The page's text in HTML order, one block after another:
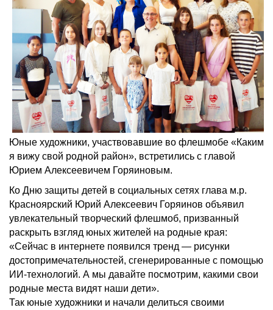
Юные художники, участвовавшие во флешмобе «Каким
я вижу свой родной район», встретились с главой
Юрием Алексеевичем Горяиновым.
Ко Дню защиты детей в социальных сетях глава м.р.
Красноярский Юрий Алексеевич Горяинов объявил
увлекательный творческий флешмоб, призванный
раскрыть взгляд юных жителей на родные края:
«Сейчас в интернете появился тренд — рисунки
достопримечательностей, сгенерированные с помощью
ИИ-технологий. А мы давайте посмотрим, какими свои
родные места видят наши дети».
Так юные художники и начали делиться своими